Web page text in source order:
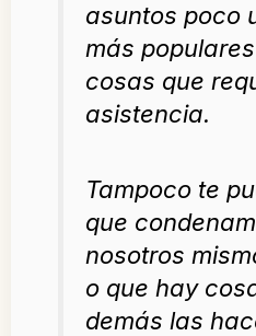
asuntos poco
más
cosas que
asistencia.
Tampoco te
que
nosotros
o que hay
demás las